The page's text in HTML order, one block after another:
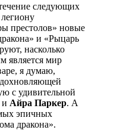
следующих
престолов» новые
и «Рыцарь
насколько
является мир
я думаю,
с удивительной
и Айра Паркер. А
эпичных
дракона».